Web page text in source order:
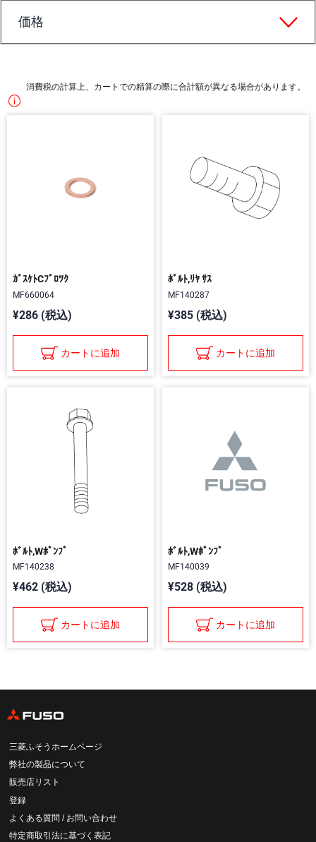
価格
消費税の計算上、カートでの精算の際に合計額が異なる場合があります。
ｶﾞｽｹﾄCﾌﾞﾛﾂｸ
MF660064
¥286 (税込)
カートに追加
ﾎﾞﾙﾄ,ﾘﾔ ｻｽ
MF140287
¥385 (税込)
カートに追加
ﾎﾞﾙﾄ,Wﾎﾟﾝﾌﾟ
MF140238
¥462 (税込)
カートに追加
ﾎﾞﾙﾄ,Wﾎﾟﾝﾌﾟ
MF140039
¥528 (税込)
カートに追加
三菱ふそうホームページ
弊社の製品について
販売店リスト
登録
よくある質問 / お問い合わせ
特定商取引法に基づく表記